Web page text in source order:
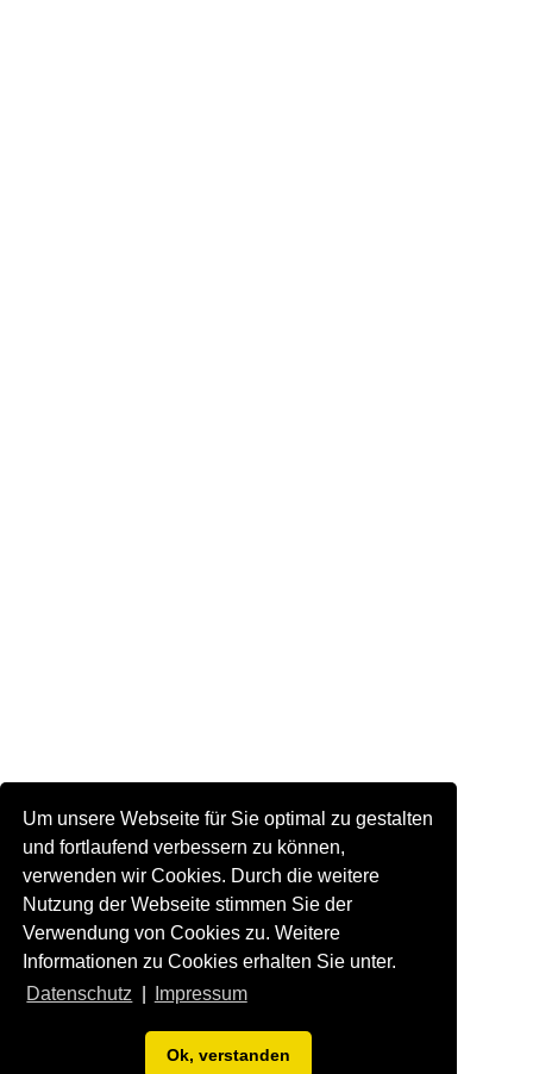
Um unsere Webseite für Sie optimal zu gestalten
und fortlaufend verbessern zu können,
verwenden wir Cookies. Durch die weitere
Nutzung der Webseite stimmen Sie der
Verwendung von Cookies zu. Weitere
Informationen zu Cookies erhalten Sie unter.
Datenschutz
Impressum
Ok, verstanden